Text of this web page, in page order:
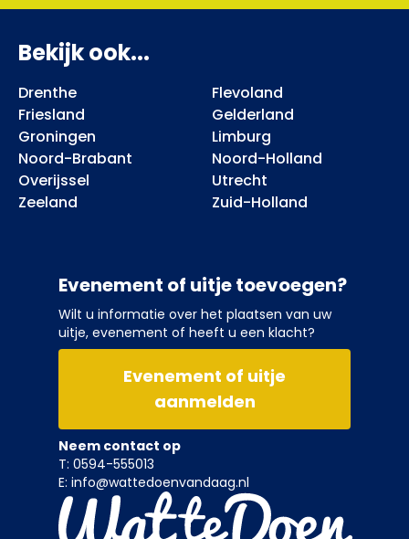
Bekijk ook...
Drenthe
Flevoland
Friesland
Gelderland
Groningen
Limburg
Noord-Brabant
Noord-Holland
Overijssel
Utrecht
Zeeland
Zuid-Holland
Evenement of uitje toevoegen?
Wilt u informatie over het plaatsen van uw
uitje, evenement of heeft u een klacht?
Evenement of uitje
aanmelden
Neem contact op
T: 0594-555013
E: info@wattedoenvandaag.nl